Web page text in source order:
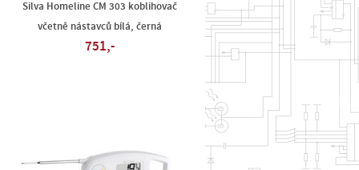
Silva Homeline CM 303 koblihovač
včetně nástavců bílá, černá
751,-